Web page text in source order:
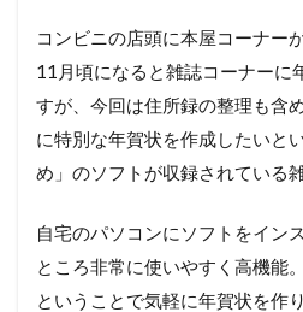
を
年
賀
状
で
る
2
イン
は
コンビニの店頭に本屋コーナー
11月頃になると雑誌コーナーに
すが、今回は住所録の整理も含
に特別な年賀状を作成したいと
め」のソフトが収録されている
自宅のパソコンにソフトをイン
ところ非常に使いやすく高機能
ということで気軽に年賀状を作